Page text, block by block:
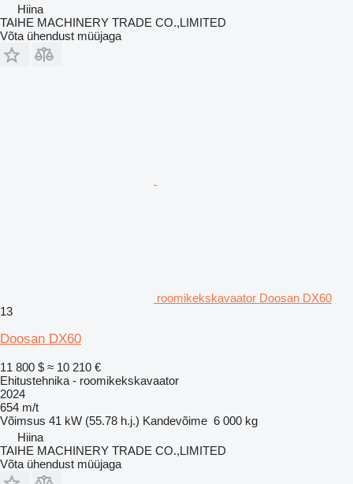
Hiina
TAIHE MACHINERY TRADE CO.,LIMITED
Võta ühendust müüjaga
roomikekskavaator Doosan DX60
13
Doosan DX60
11 800 $ ≈ 10 210 €
Ehitustehnika - roomikekskavaator
2024
654 m/t
Võimsus 41 kW (55.78 h.j.) Kandevõime 6 000 kg
Hiina
TAIHE MACHINERY TRADE CO.,LIMITED
Võta ühendust müüjaga